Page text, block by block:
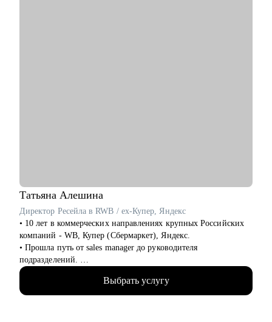
Татьяна Алешина
Директор Ресейла в RWB / ex-Купер, Яндекс
• 10 лет в коммерческих направлениях крупных Российских
компаний - WB, Купер (Сбермаркет), Яндекс.
• Прошла путь от sales manager до руководителя
подразделений.
• Опыт руководства больших команд 250+ человек.
• Выстраивание направлений с нуля, запуск 4х новых
продуктов на рынок, регламенты, KPI, мотивация,
Выбрать услугу